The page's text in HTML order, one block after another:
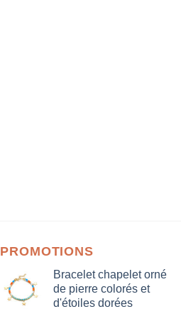
PROMOTIONS
Bracelet chapelet orné
de pierre colorés et
d'étoiles dorées